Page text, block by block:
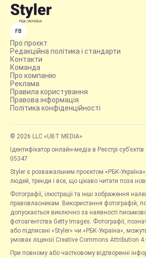
FB
Про проєкт
Редакційна політика і стандарти
Контакти
Команда
Про компанію
Реклама
Правила користування
Правова інформація
Політика конфіденційності
© 2026 LLC «UBT MEDIA»
Ідентифікатор онлайн-медіа в Реєстрі
05347
Styler є розважальним проєктом «РБК-
людей, тренди і все, що цікаво читати поза
Фотографії, ілюстрації та інші зображення
правовласникам. Використання фотографій,
допускається виключно за наявності
фотоагентства Getty Images. Фотографії,
або підписані «Styler» чи «РБК-Україна»,
умовах ліцензії Creative Commons Attribution
При повному або частковому відтворенні